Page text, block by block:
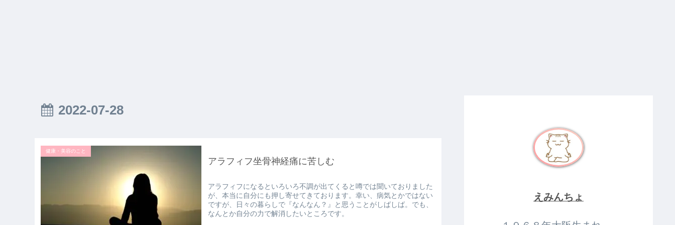
2022-07-28
健康・美容のこと
アラフィフ坐骨神経痛に苦しむ
アラフィフになるといろいろ不調が出てくると噂では聞いておりました
が、本当に自分にも押し寄せてきております。幸い、病気とかではない
ですが、日々の暮らしで『なんなん？』と思うことがしばしば。でも、
なんとか自分の力で解消したいところです。
えみんちょ